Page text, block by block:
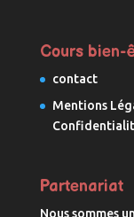
Cours bien-
contact
Mentions
Partenariat
Nous sommes